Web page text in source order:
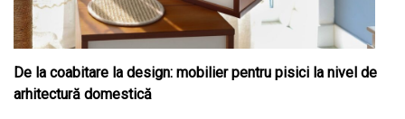
De la coabitare la design: mobilier pentru pisici la nivel de
arhitectură domestică